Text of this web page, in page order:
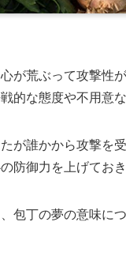
が荒ぶって攻撃性
的な態度や不用意
が誰かから攻撃を
防御力を上げておき
包丁の夢の意味に